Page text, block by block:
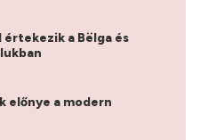
a Bëlga és
előnye a modern